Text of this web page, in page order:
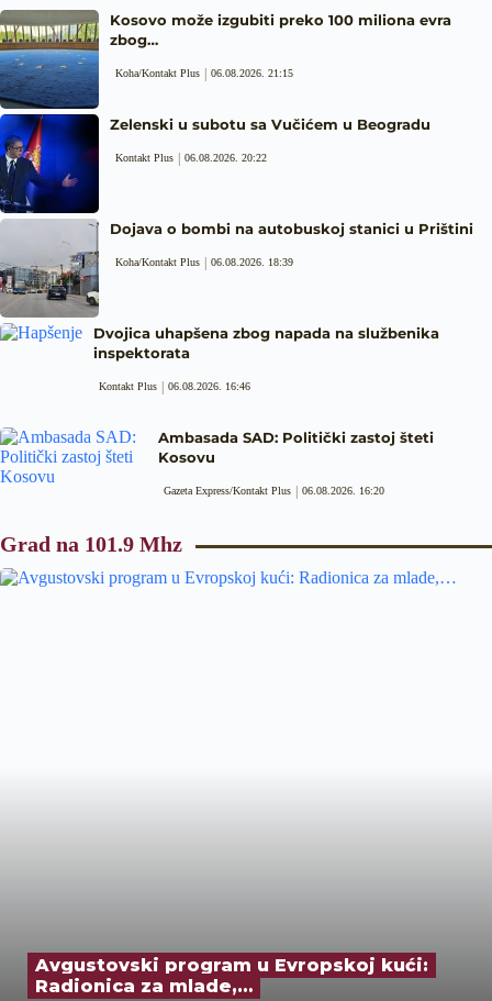
Kosovo može izgubiti preko 100 miliona evra
zbog…
Koha/Kontakt Plus 06.08.2026. 21:15
Zelenski u subotu sa Vučićem u Beogradu
Kontakt Plus 06.08.2026. 20:22
Dojava o bombi na autobuskoj stanici u Prištini
Koha/Kontakt Plus 06.08.2026. 18:39
Dvojica uhapšena zbog napada na službenika
inspektorata
Kontakt Plus 06.08.2026. 16:46
Ambasada SAD: Politički zastoj šteti
Kosovu
Gazeta Express/Kontakt Plus 06.08.2026. 16:20
Grad na 101.9 Mhz
Avgustovski program u Evropskoj kući:
Radionica za mlade,…